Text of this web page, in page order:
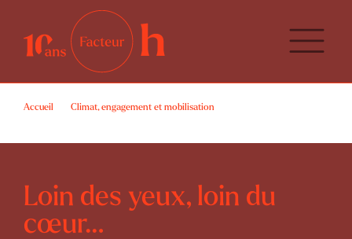
Accueil
Climat, engagement et mobilisation
Loin des yeux, loin du
cœur…